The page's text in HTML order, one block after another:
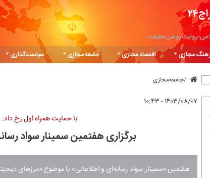
روایت روشن حقیقت
مجازی اقتصاد مجازی جامعه مجازی سیاست‌گذاری
جامعه‌مجازی
۱۴۰۳/۰۸/۰۷ - ۱۰:۴۳
با حمایت همراه اول رخ داد:
برگزاری هفتمین سمینار سواد
هفتمین «سمینار سواد رسانه‌ای و اطلاعاتی» با موضوع «مرزهای